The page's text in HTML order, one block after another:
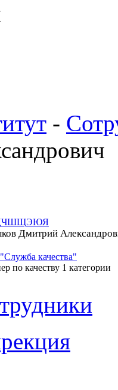
-
ЧШЩЭЮЯ
Дмитрий
качества"
по качеству 1 категории